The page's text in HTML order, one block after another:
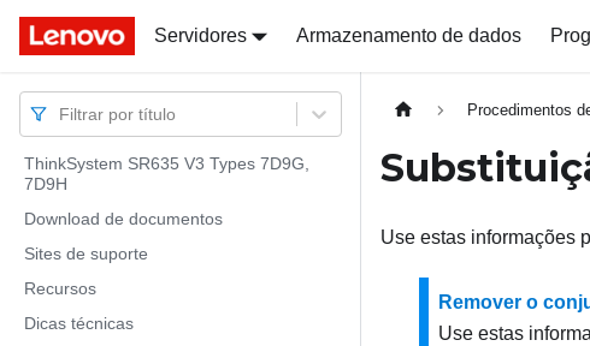
Docs
Servidores Armazenamento de dados
Docs
Filtrar por título
ThinkSystem SR635 V3 Types 7D9G,
7D9H
Download de documentos
Sites de suporte
Recursos
Dicas técnicas
Procedimentos
Use estas informações
Remover o
Use estas